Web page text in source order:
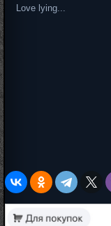
Love lying...